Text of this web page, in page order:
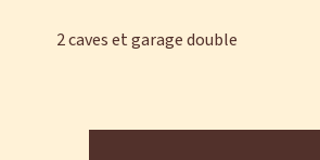
2 caves et garage double